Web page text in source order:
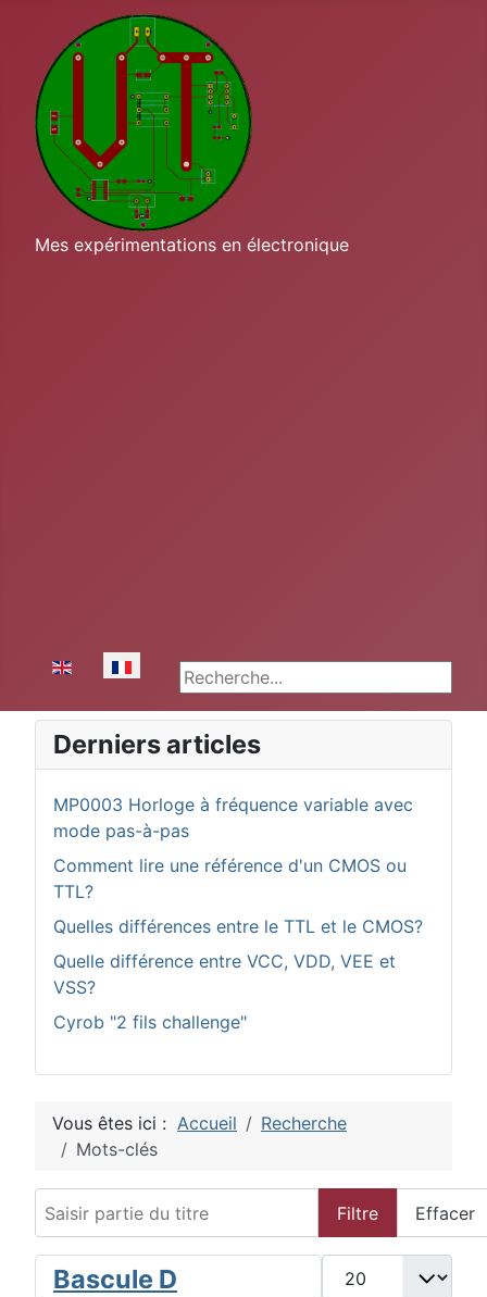
Mes expérimentations en électronique
Sélectionnez votre langue
Rechercher
Derniers articles
MP0003 Horloge à fréquence variable avec
mode pas-à-pas
Comment lire une référence d'un CMOS ou
TTL?
Quelles différences entre le TTL et le CMOS?
Quelle différence entre VCC, VDD, VEE et
VSS?
Cyrob "2 fils challenge"
Vous êtes ici : Accueil
Recherche
Mots-clés
Filtre Effacer
Afficher #
Bascule D